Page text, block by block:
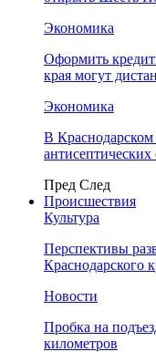
Экономика
Оформить
края могут
Экономика
В Краснодарском
Пред След
Происшествия
Культура
Перспективы
Краснодарского
Новости
Пробка на
километров